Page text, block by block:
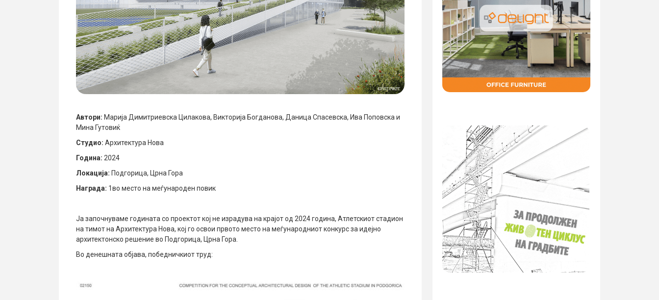
Автори: Марија Димитриевска Цилакова, Викторија Богданова, Даница Спасевска, Ива Поповска и
Мина Гутовиќ
Студио: Архитектура Нова
Година: 2024
Локација: Подгорица, Црна Гора
Награда: 1во место на меѓународен повик
Ја започнуваме годината со проектот кој не израдува на крајот од 2024 година, Атлетскиот стадион
на тимот на Архитектура Нова, кој го освои првото место на меѓународниот конкурс за идејно
архитектонско решение во Подгорица, Црна Гора.
Во денешната објава, победничкиот труд: